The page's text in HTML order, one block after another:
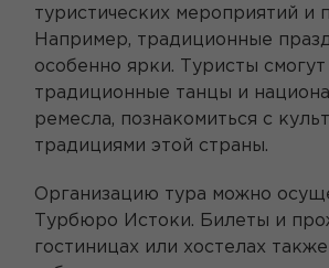
туристических мероприятий и
Например, традиционные
особенно ярки. Туристы
традиционные танцы и
ремесла, познакомиться с
традициями этой страны.
Организацию тура можно
Турбюро Истоки. Билеты и
гостиницах или хостелах